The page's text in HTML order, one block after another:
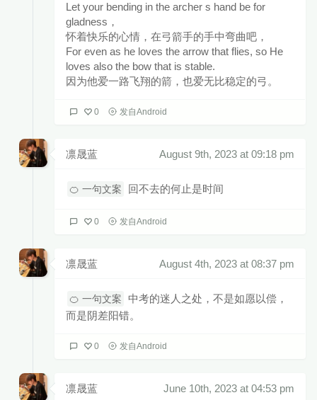
Let your bending in the archer s hand be for
gladness，
怀着快乐的心情，在弓箭手的手中弯曲吧，
For even as he loves the arrow that flies, so He
loves also the bow that is stable.
因为他爱一路飞翔的箭，也爱无比稳定的弓。
0 发自Android
凛晟蓝 August 9th, 2023 at 09:18 pm
🍊 一句文案 回不去的何止是时间
0 发自Android
凛晟蓝 August 4th, 2023 at 08:37 pm
🍊 一句文案
中考的迷人之处，不是如愿以偿，
而是阴差阳错。
0 发自Android
凛晟蓝 June 10th, 2023 at 04:53 pm